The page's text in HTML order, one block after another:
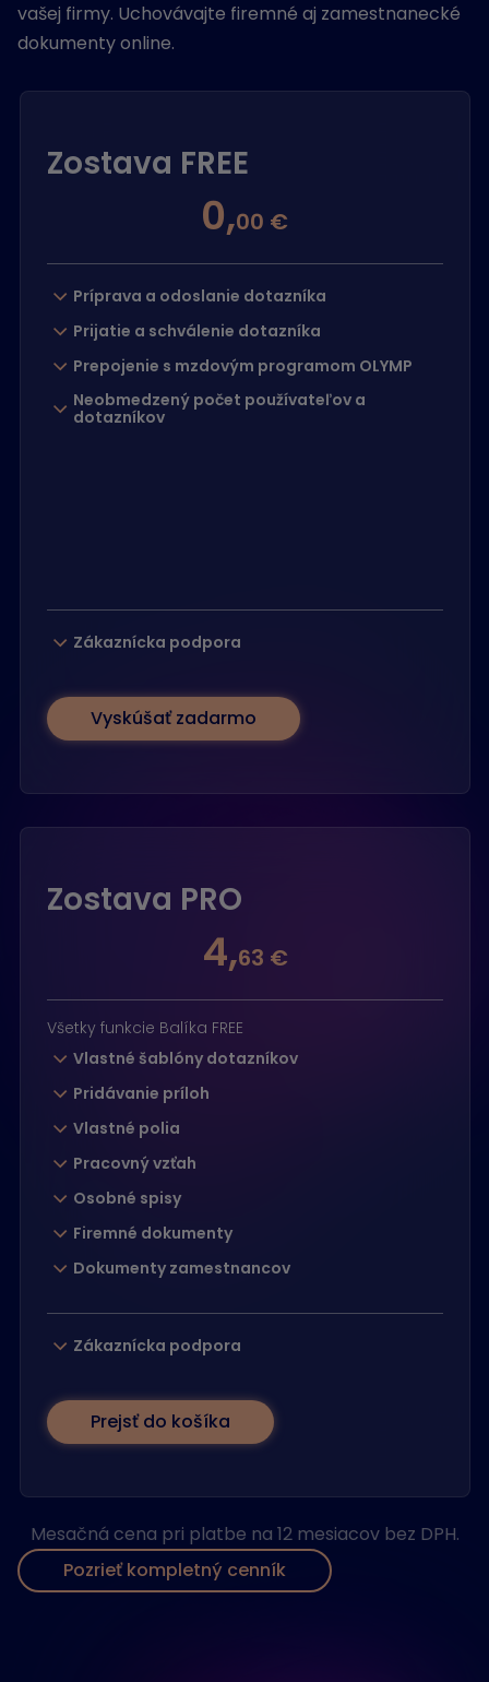
vašej firmy. Uchovávajte firemné aj zamestnanecké
dokumenty online.
Zostava FREE
0,00 €
Príprava a odoslanie dotazníka
Prijatie a schválenie dotazníka
Prepojenie s mzdovým programom OLYMP
Neobmedzený počet používateľov a
dotazníkov
Zákaznícka podpora
Vyskúšať zadarmo
Zostava PRO
4,63 €
Všetky funkcie Balíka FREE
Vlastné šablóny dotazníkov
Pridávanie príloh
Vlastné polia
Pracovný vzťah
Osobné spisy
Firemné dokumenty
Dokumenty zamestnancov
Zákaznícka podpora
Prejsť do košíka
Mesačná cena pri platbe na 12 mesiacov bez DPH.
Pozrieť kompletný cenník